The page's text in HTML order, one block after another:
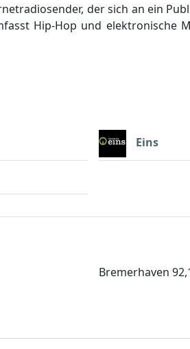
der sich an ein
Hip-Hop und elektronische
Eins
Bremerhaven